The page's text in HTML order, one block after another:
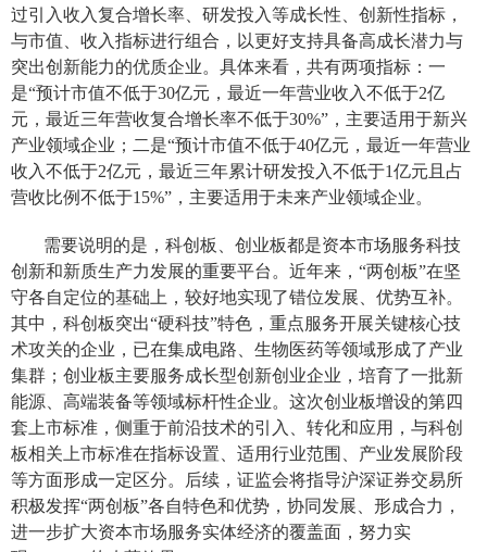
过引入收入复合增长率、研发投入等成长性、创新性指标，
与市值、收入指标进行组合，以更好支持具备高成长潜力与
突出创新能力的优质企业。具体来看，共有两项指标：一
是“预计市值不低于30亿元，最近一年营业收入不低于2亿
元，最近三年营收复合增长率不低于30%”，主要适用于新兴
产业领域企业；二是“预计市值不低于40亿元，最近一年营业
收入不低于2亿元，最近三年累计研发投入不低于1亿元且占
营收比例不低于15%”，主要适用于未来产业领域企业。
需要说明的是，科创板、创业板都是资本市场服务科技
创新和新质生产力发展的重要平台。近年来，“两创板”在坚
守各自定位的基础上，较好地实现了错位发展、优势互补。
其中，科创板突出“硬科技”特色，重点服务开展关键核心技
术攻关的企业，已在集成电路、生物医药等领域形成了产业
集群；创业板主要服务成长型创新创业企业，培育了一批新
能源、高端装备等领域标杆性企业。这次创业板增设的第四
套上市标准，侧重于前沿技术的引入、转化和应用，与科创
板相关上市标准在指标设置、适用行业范围、产业发展阶段
等方面形成一定区分。后续，证监会将指导沪深证券交易所
积极发挥“两创板”各自特色和优势，协同发展、形成合力，
进一步扩大资本市场服务实体经济的覆盖面，努力实